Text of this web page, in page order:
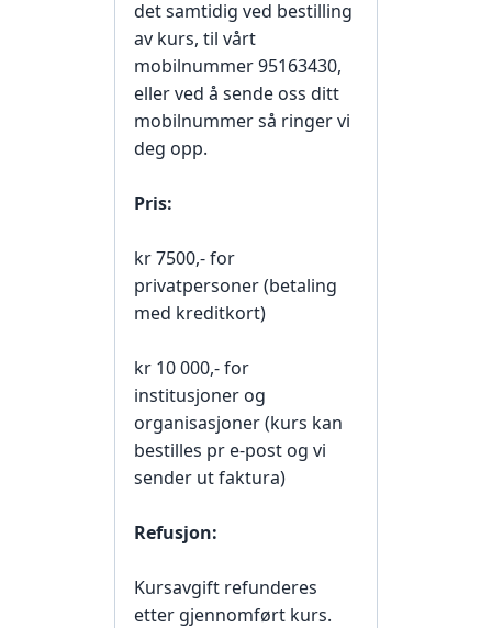
det samtidig ved bestilling
av kurs, til vårt
mobilnummer 95163430,
eller ved å sende oss ditt
mobilnummer så ringer vi
deg opp.
Pris:
kr 7500,- for
privatpersoner (betaling
med kreditkort)
kr 10 000,- for
institusjoner og
organisasjoner (kurs kan
bestilles pr e-post og vi
sender ut faktura)
Refusjon:
Kursavgift refunderes
etter gjennomført kurs.